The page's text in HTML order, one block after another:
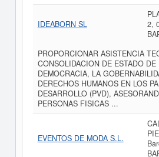
IDEABORN SL
2,
PROPORCIONAR ASISTENCIA
CONSOLIDACION DE ESTADO
DEMOCRACIA, LA
DERECHOS HUMANOS EN LOS
DESARROLLO (PVD),
PERSONAS FISICAS ...
EVENTOS DE MODA S.L.